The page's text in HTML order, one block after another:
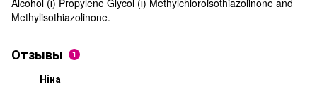
Alcohol (і) Propylene Glycol (і) Methylchloroisothiazolinone and
Methylisothiazolinone.
Отзывы 1
Ніна